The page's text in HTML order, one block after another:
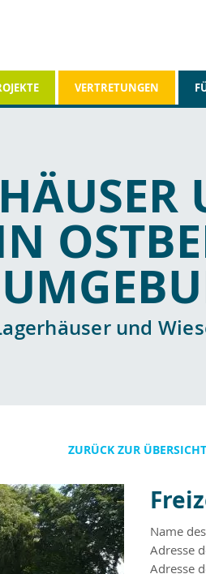
VERTRETUNGEN
und
ZURÜCK ZUR ÜBERSICHT
Name
Adresse
Adresse